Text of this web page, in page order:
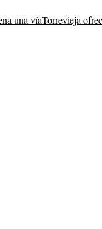
una víaTorrevieja